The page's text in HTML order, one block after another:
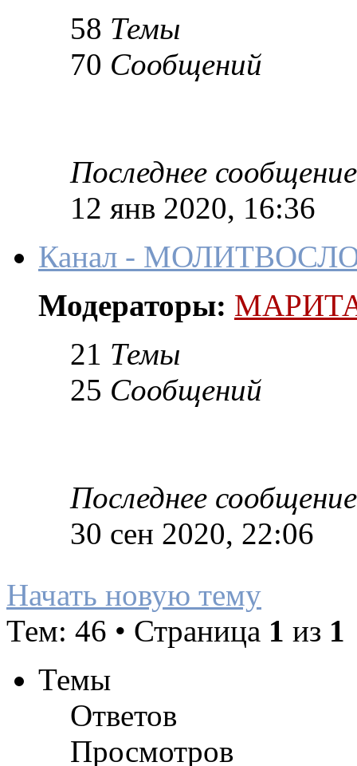
58 Темы
70 Сообщений
Последнее сообщение
12 янв 2020, 16:36
Канал -
Модераторы:
21 Темы
25 Сообщений
Последнее сообщение
30 сен 2020, 22:06
Начать новую тему
Тем: 46 • Страница 1 из 1
Темы
Ответов
Просмотров